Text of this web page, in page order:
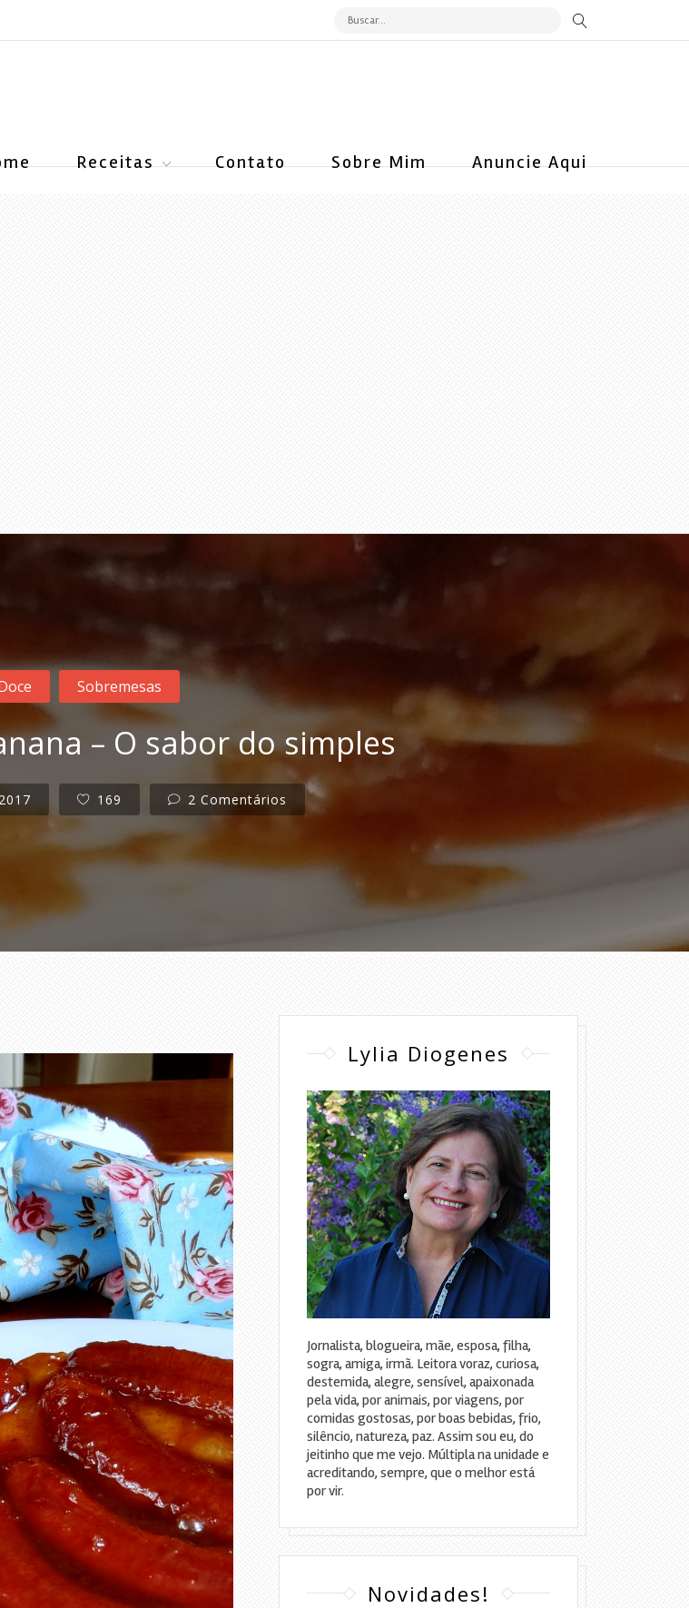
Receitas Contato Sobre Mim Anuncie Aqui
Sobremesas
– O sabor do simples
169 2 Comentários
Lylia Diogenes
Jornalista, blogueira, mãe, esposa, filha,
sogra, amiga, irmã. Leitora voraz, curiosa,
destemida, alegre, sensível, apaixonada
pela vida, por animais, por viagens, por
comidas gostosas, por boas bebidas, frio,
silêncio, natureza, paz. Assim sou eu, do
jeitinho que me vejo. Múltipla na unidade e
acreditando, sempre, que o melhor está
por vir.
Novidades!